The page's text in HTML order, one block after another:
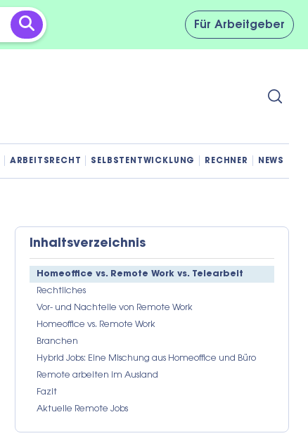
Für Arbeitgeber
ARBEITSRECHT SELBSTENTWICKLUNG RECHNER NEWS
Inhaltsverzeichnis
Homeoffice vs. Remote Work vs. Telearbeit
Rechtliches
Vor- und Nachteile von Remote Work
Homeoffice vs. Remote Work
Branchen
Hybrid Jobs: Eine Mischung aus Homeoffice und Büro
Remote arbeiten im Ausland
Fazit
Aktuelle Remote Jobs